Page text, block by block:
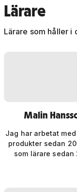
Lärare
Lärare som håller i
Malin
Jag har arbetat med
produkter sedan
som lärare sedan